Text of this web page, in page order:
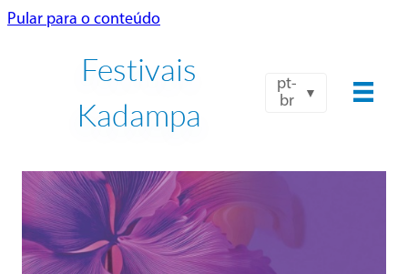
Pular para o conteúdo
Festivais
Kadampa
pt-
br
NTK-UBKI INTERNACIONAL
FESTIVAL VERÃO 2026